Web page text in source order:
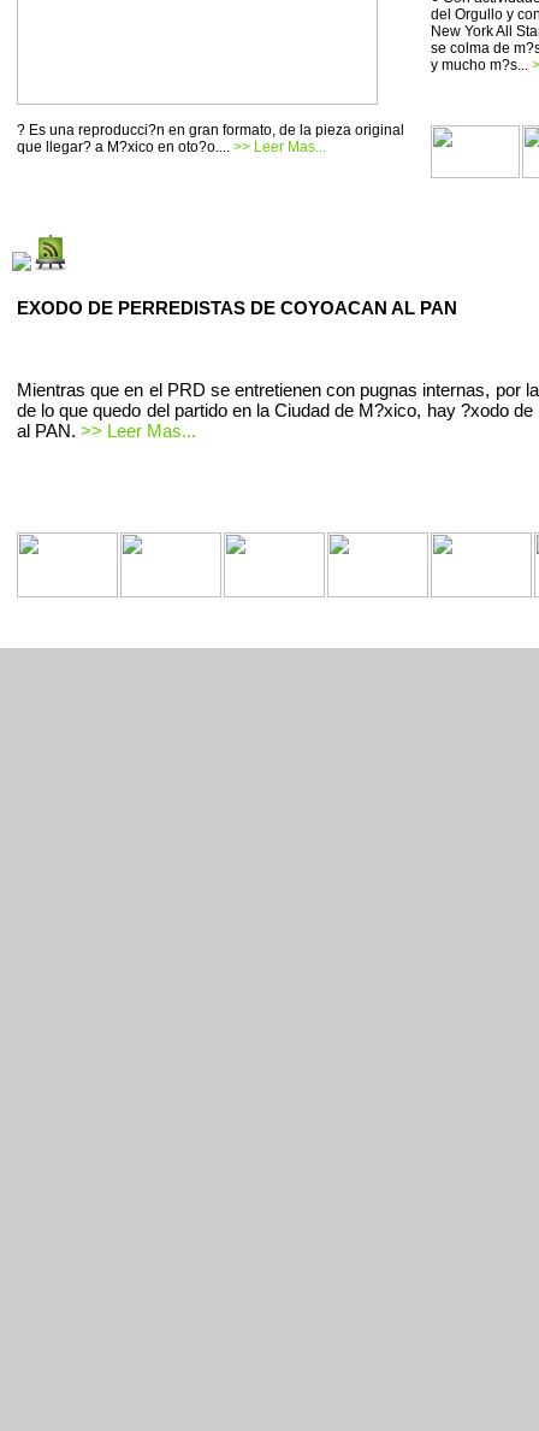
? Es una reproducci?n en gran formato, de la pieza original
que llegar? a M?xico en oto?o.... >> Leer Mas...
del Orgullo y
New York All
se colma de
y mucho m?s...
EXODO DE PERREDISTAS DE COYOACAN AL PAN
Mientras que en el PRD se entretienen con pugnas internas, por
de lo que quedo del partido en la Ciudad de M?xico, hay ?xodo de
al PAN. >> Leer Mas...